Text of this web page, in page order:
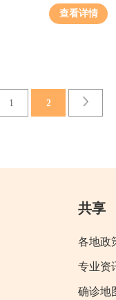
查看详情
1 2
共享
各地政
专业资
确诊地